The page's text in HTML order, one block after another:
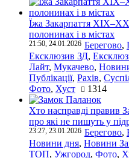
Їжа Закарпаття ХІХ–ХХ
полонинах і в містах
21:50, 24.01.2026 Берегово,
Ексклюзив ЗД,
Лайт, Мукачево,
Публікації, Рахів,
Фото, Хуст 1314
Хто насправді правив
про які не пишуть у
23:27, 23.01.2026 Берегово,
Новини дня, Новини
ТОП, Ужгород, Фото,